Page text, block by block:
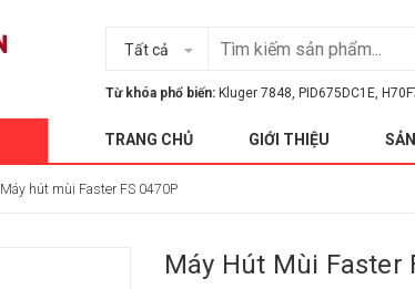
Tất cả
Từ khóa phổ biến: Kluger 7848, PID675DC1E,
TRANG CHỦ GIỚI THIỆU
Máy hút mùi Faster FS 0470P
Máy Hút Mùi Faster